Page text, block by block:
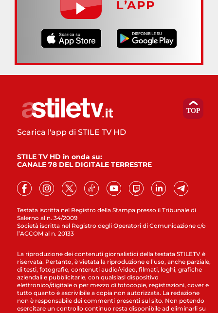
L’APP
Testata iscritta nel Registro della Stampa presso il Tribunale di
Salerno al n. 34/2009
Società iscritta nel Registro degli Operatori di Comunicazione c/o
l’AGCOM al n. 20133
Scarica l'app di STILE TV HD
STILE TV HD in onda su:
CANALE 78 DEL DIGITALE TERRESTRE
La riproduzione dei contenuti giornalistici della testata STILETV è
riservata. Pertanto, è vietata la riproduzione e l’uso, anche parziale,
di testi, fotografie, contenuti audio/video, filmati, loghi, grafiche
aziendali e pubblicitarie, con qualsiasi dispositivo
elettronico/digitale o per mezzo di fotocopie, registrazioni, cover e
tutto quanto è ascrivibile a copia non autorizzata. La redazione
non è responsabile dei commenti presenti sul sito. Non potendo
esercitare un controllo continuo resta disponibile ad eliminarli su